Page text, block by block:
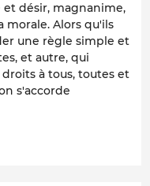
désir, magnanime,
morale. Alors qu'ils
une règle simple et
et autre, qui
à tous, toutes et
s'accorde